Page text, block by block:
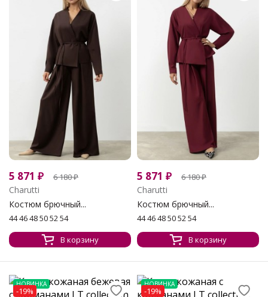
5 871 ₽ 6 180₽
Charutti
Костюм брючный...
44 46 48 50 52 54
В корзину
5 871 ₽ 6 180₽
Charutti
Костюм брючный...
44 46 48 50 52 54
В корзину
НОВИНКА
-19%
НОВИНКА
-19%